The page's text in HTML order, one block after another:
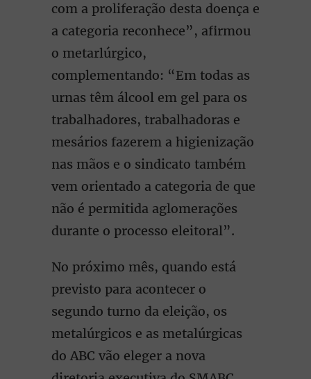
com a proliferação desta doença e
a categoria reconhece”, afirmou
o metarlúrgico,
complementando: “Em todas as
urnas têm álcool em gel para os
trabalhadores, trabalhadoras e
mesários fazerem a higienização
nas mãos e o sindicato também
vem orientado a categoria de que
não é permitida aglomerações
durante o processo eleitoral”.
No próximo mês, quando está
previsto para acontecer o
segundo turno da eleição, os
metalúrgicos e as metalúrgicas
do ABC vão eleger a nova